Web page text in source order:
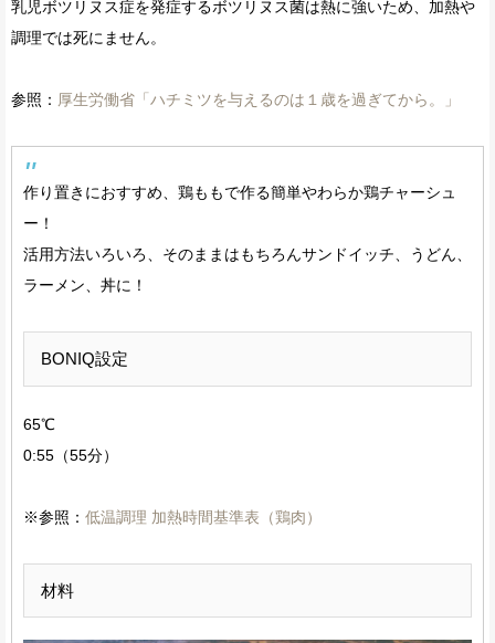
乳児ボツリヌス症を発症するボツリヌス菌は熱に強いため、加熱や
調理では死にません。
参照： 厚生労働省「ハチミツを与えるのは１歳を過ぎてから。」
作り置きにおすすめ、鶏ももで作る簡単やわらか鶏チャーシュ
ー！
活用方法いろいろ、そのままはもちろんサンドイッチ、うどん、
ラーメン、丼に！
BONIQ設定
65℃
0:55（55分）
※参照： 低温調理 加熱時間基準表（鶏肉）
材料